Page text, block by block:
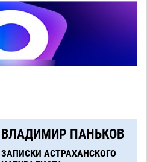
ВЛАДИМИР ПАНЬКОВ
ЗАПИСКИ АСТРАХАНСКОГО